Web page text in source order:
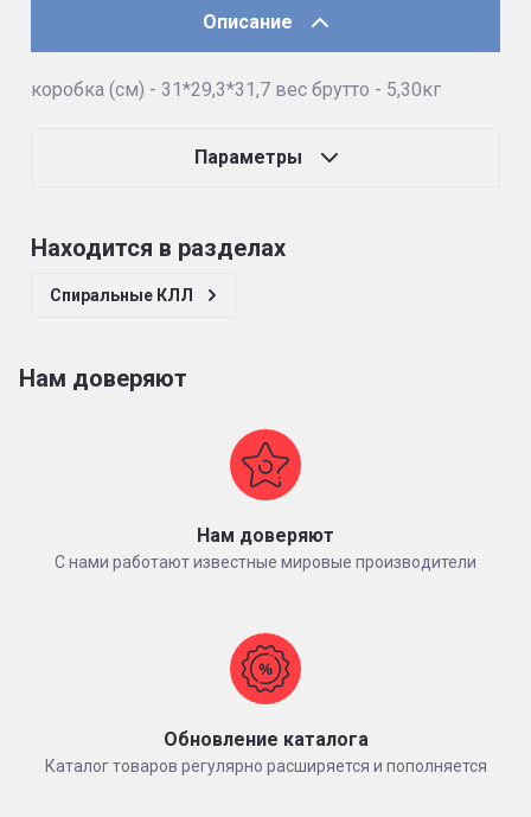
Описание
коробка (см) - 31*29,3*31,7 вес брутто - 5,30кг
Параметры
Находится в разделах
Спиральные КЛЛ
Нам доверяют
Нам доверяют
С нами работают известные мировые производители
Обновление каталога
Каталог товаров регулярно расширяется и пополняется